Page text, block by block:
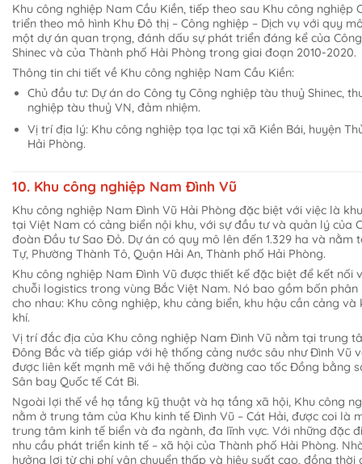
Khu công nghiệp Nam Cầu Kiền, tiếp theo sau Khu công nghiệp
triển theo mô hình Khu Đô thị – Công nghiệp – Dịch vụ với quy
một dự án quan trọng, đánh dấu sự phát triển đáng kể của
Shinec và của Thành phố Hải Phòng trong giai đoạn 2010-2020.
Thông tin chi tiết về Khu công nghiệp Nam Cầu Kiền:
Chủ đầu tư: Dự án do Công ty Công nghiệp tàu thuỷ Shinec,
nghiệp tàu thuỷ VN, đảm nhiệm.
Vị trí địa lý: Khu công nghiệp tọa lạc tại xã Kiền Bái, huyện
Hải Phòng.
10. Khu công nghiệp Nam Đình Vũ
Khu công nghiệp Nam Đình Vũ Hải Phòng đặc biệt với việc là
tại Việt Nam có cảng biển nội khu, với sự đầu tư và quản lý của
đoàn Đầu tư Sao Đỏ. Dự án có quy mô lên đến 1.329 ha và nằm
Tự, Phường Thành Tô, Quận Hải An, Thành phố Hải Phòng.
Khu công nghiệp Nam Đình Vũ được thiết kế đặc biệt để kết nối
chuỗi logistics trong vùng Bắc Việt Nam. Nó bao gồm bốn phân
cho nhau: Khu công nghiệp, khu cảng biển, khu hậu cần cảng
khí.
Vị trí đắc địa của Khu công nghiệp Nam Đình Vũ nằm tại trung
Đông Bắc và tiếp giáp với hệ thống cảng nước sâu như Đình Vũ
được liên kết mạnh mẽ với hệ thống đường cao tốc Đồng bằng
Sân bay Quốc tế Cát Bi.
Ngoài lợi thế về hạ tầng kỹ thuật và hạ tầng xã hội, Khu công
nằm ở trung tâm của Khu kinh tế Đình Vũ – Cát Hải, được coi là
trung tâm kinh tế biển và đa ngành, đa lĩnh vực. Với những đặc
nhu cầu phát triển kinh tế – xã hội của Thành phố Hải Phòng.
hưởng lợi từ chi phí vận chuyển thấp và hiệu suất cao, đồng